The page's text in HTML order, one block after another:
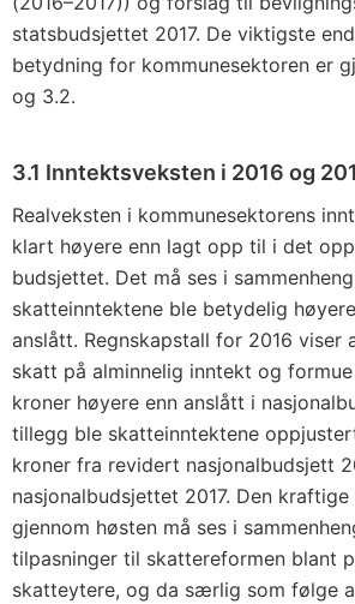
statsbudsjettet 2017. De viktigste
betydning for kommunesektoren er
og 3.2.
3.1 Inntektsveksten i 2016 og
Realveksten i kommunesektorens
klart høyere enn lagt opp til i det
budsjettet. Det må ses i
skatteinntektene ble betydelig
anslått. Regnskapstall for 2016 viser
skatt på alminnelig inntekt og formue
kroner høyere enn anslått i
tillegg ble skatteinntektene
kroner fra revidert nasjonalbudsjett
nasjonalbudsjettet 2017. Den
gjennom høsten må ses i
tilpasninger til skattereformen blant
skatteytere, og da særlig som følge